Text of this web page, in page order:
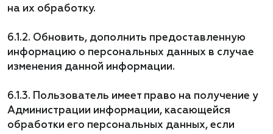
на их обработку.
6.1.2. Обновить, дополнить предоставленную
информацию о персональных данных в случае
изменения данной информации.
6.1.3. Пользователь имеет право на получение у
Администрации информации, касающейся
обработки его персональных данных, если